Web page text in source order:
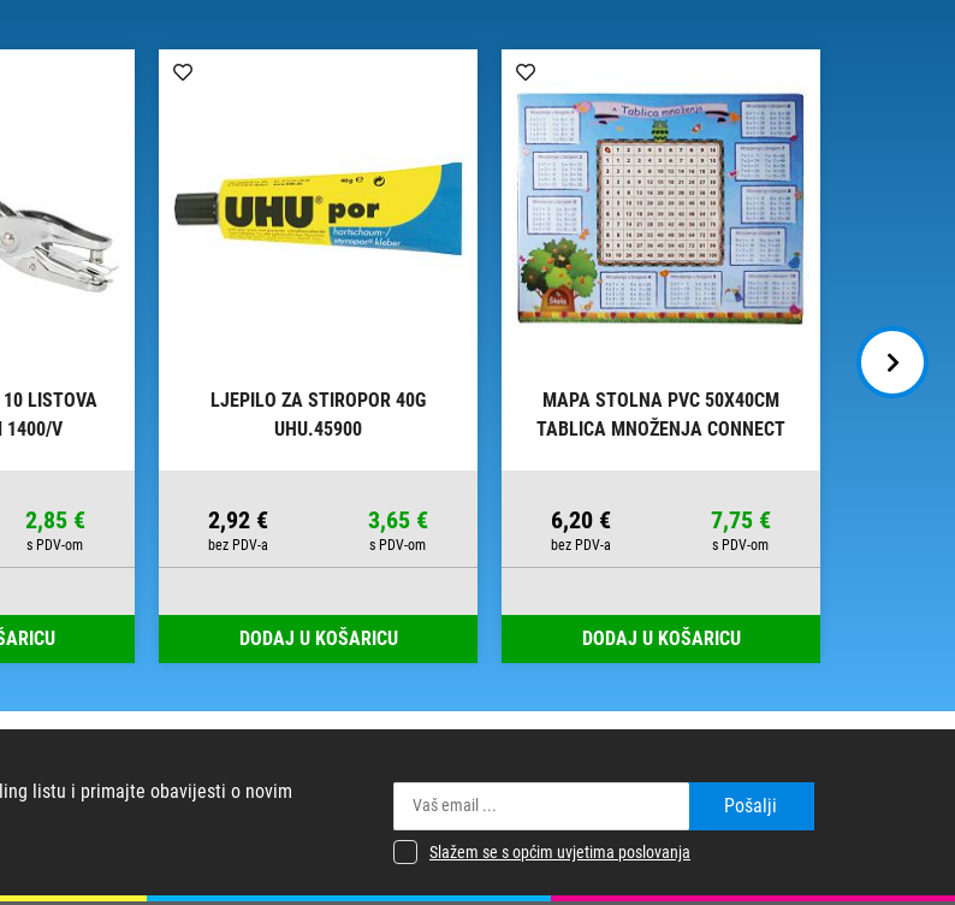
10 LISTOVA
1400/V
2,85 €
LJEPILO ZA STIROPOR 40G
UHU.45900
2,92 € 3,65 €
DODAJ U KOŠARICU
MAPA STOLNA PVC 50X40CM
TABLICA MNOŽENJA CONNECT
6,20 € 7,75 €
DODAJ U KOŠARICU
listu i primajte obavijesti o novim
Pošalji
Slažem se s općim uvjetima poslovanja